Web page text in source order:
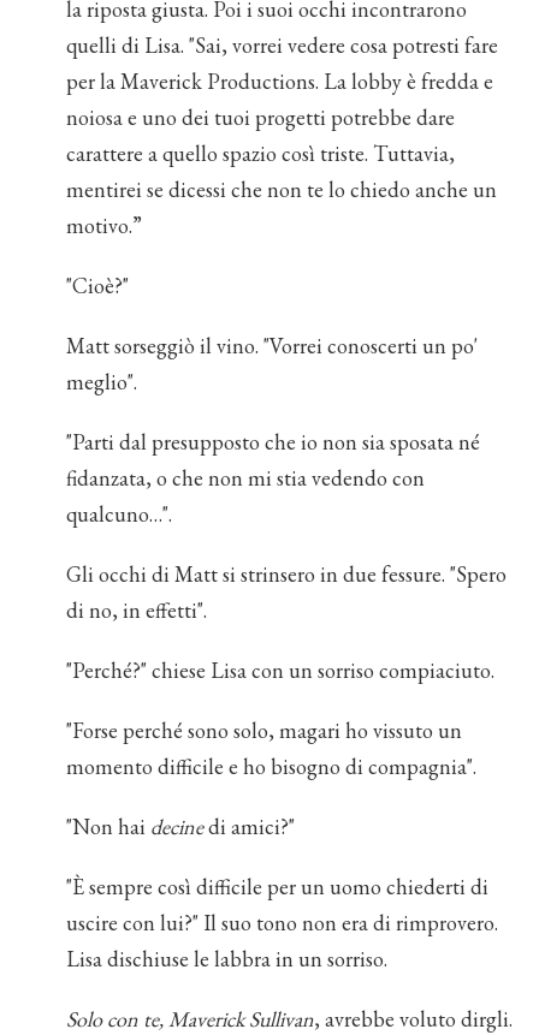
la riposta giusta. Poi i suoi occhi incontrarono
quelli di Lisa. "Sai, vorrei vedere cosa potresti fare
per la Maverick Productions. La lobby è fredda e
noiosa e uno dei tuoi progetti potrebbe dare
carattere a quello spazio così triste. Tuttavia,
mentirei se dicessi che non te lo chiedo anche un
motivo.”
"Cioè?"
Matt sorseggiò il vino. "Vorrei conoscerti un po'
meglio".
"Parti dal presupposto che io non sia sposata né
fidanzata, o che non mi stia vedendo con
qualcuno…".
Gli occhi di Matt si strinsero in due fessure. "Spero
di no, in effetti".
"Perché?" chiese Lisa con un sorriso compiaciuto.
"Forse perché sono solo, magari ho vissuto un
momento difficile e ho bisogno di compagnia".
"Non hai decinedi amici?"
"È sempre così difficile per un uomo chiederti di
uscire con lui?" Il suo tono non era di rimprovero.
Lisa dischiuse le labbra in un sorriso.
Solo con te, Maverick Sullivan, avrebbe voluto dirgli.